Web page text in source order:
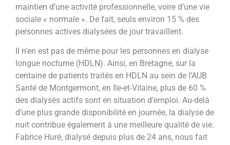
maintien d’une activité professionnelle, voire d’une vie
sociale « normale ». De fait, seuls environ 15 % des
personnes actives dialysées de jour travaillent.
Il n’en est pas de même pour les personnes en dialyse
longue nocturne (HDLN). Ainsi, en Bretagne, sur la
centaine de patients traités en HDLN au sein de l’AUB
Santé de Montgermont, en Ile-et-Vilaine, plus de 60 %
des dialysés actifs sont en situation d’emploi. Au-delà
d’une plus grande disponibilité en journée, la dialyse de
nuit contribue également à une meilleure qualité de vie.
Fabrice Huré, dialysé depuis plus de 24 ans, nous fait